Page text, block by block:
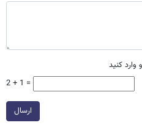
کنید
2 + 1 =
ارسال